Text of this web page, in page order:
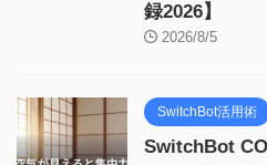
録2026】
2026/8/5
SwitchBot活用術
SwitchBot